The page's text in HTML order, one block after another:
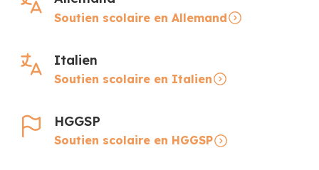
Soutien scolaire en Allemand
Italien
Soutien scolaire en Italien
HGGSP
Soutien scolaire en HGGSP